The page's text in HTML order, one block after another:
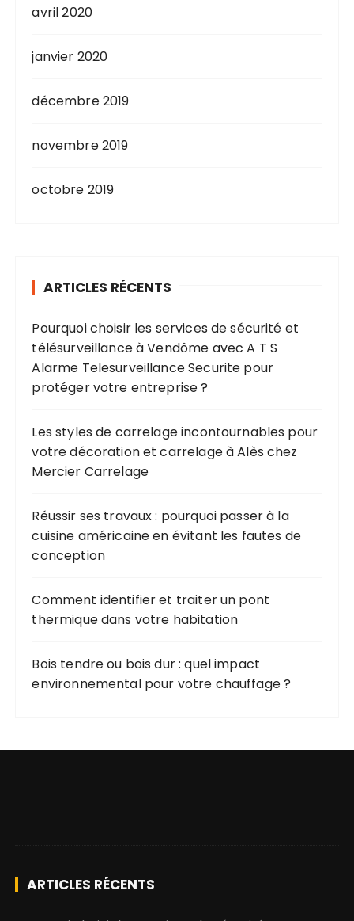
avril 2020
janvier 2020
décembre 2019
novembre 2019
octobre 2019
ARTICLES RÉCENTS
Pourquoi choisir les services de sécurité et
télésurveillance à Vendôme avec A T S
Alarme Telesurveillance Securite pour
protéger votre entreprise ?
Les styles de carrelage incontournables pour
votre décoration et carrelage à Alès chez
Mercier Carrelage
Réussir ses travaux : pourquoi passer à la
cuisine américaine en évitant les fautes de
conception
Comment identifier et traiter un pont
thermique dans votre habitation
Bois tendre ou bois dur : quel impact
environnemental pour votre chauffage ?
ARTICLES RÉCENTS